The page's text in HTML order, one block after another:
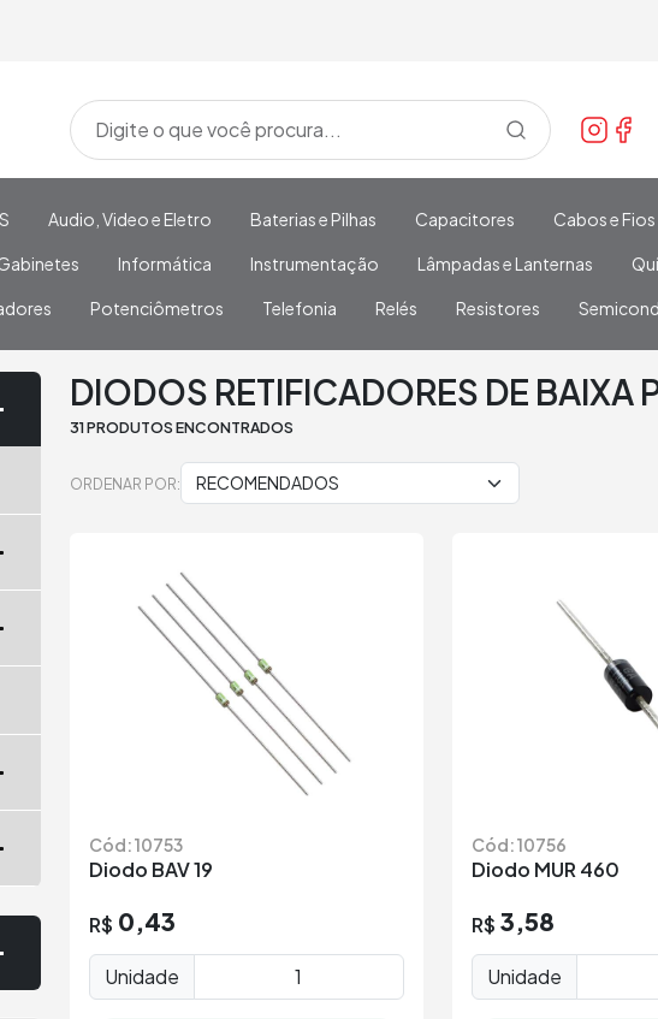
Audio, Video e Eletro Baterias e Pilhas Capacitores
DIODOS RETIFICADORES DE BAIXA
31 PRODUTOS ENCONTRADOS
ORDENAR POR:
Cód: 10753
Diodo BAV 19
R$ 0,43
Unidade
Cód: 10756
Diodo MUR 460
R$ 3,58
Unidade